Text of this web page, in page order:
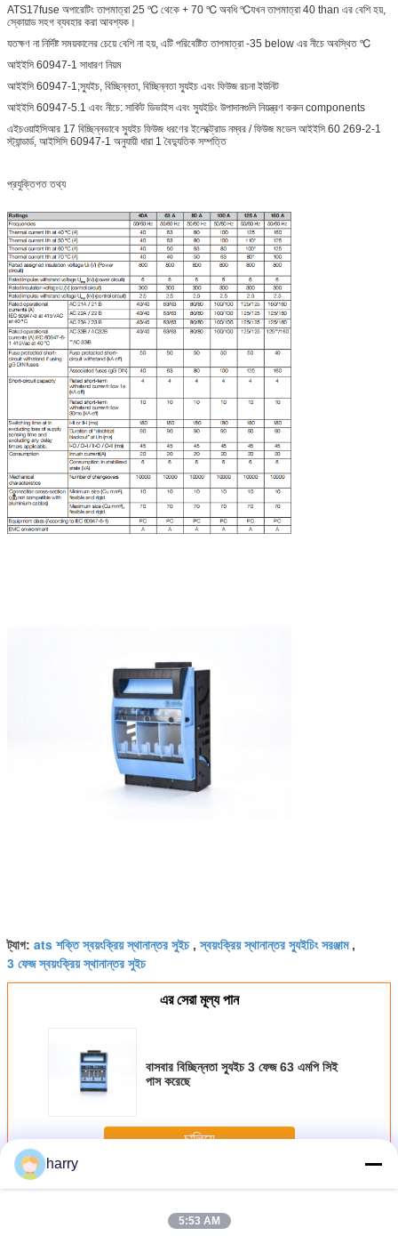
ATS17fuse অপারেটিং তাপমাত্রা 25 ℃ থেকে + 70 ℃ অবধি ℃যখন তাপমাত্রা 40 than এর বেশি হয়,
স্কোয়াড সহগ ব্যবহার করা আবশ্যক।
যতক্ষণ না নির্দিষ্ট সময়কালের চেয়ে বেশি না হয়, এটি পরিবেষ্টিত তাপমাত্রা -35 below এর নীচে অবস্থিত ℃
আইইসি 60947-1 সাধারণ নিয়ম
আইইসি 60947-1;স্যুইচ, বিচ্ছিন্নতা, বিচ্ছিন্নতা স্যুইচ এবং ফিউজ রচনা ইউনিট
আইইসি 60947-5.1 এবং নীচে: সার্কিট ডিভাইস এবং স্যুইচিং উপাদানগুলি নিয়ন্ত্রণ করুন components
এইচওয়াইসিআর 17 বিচ্ছিন্নভাবে স্যুইচ ফিউজ ধরণের ইলেক্ট্রোড নম্বর / ফিউজ মডেল আইইসি 60 269-2-1
স্ট্যান্ডার্ড, আইসিসি 60947-1 অনুযায়ী ধারা 1 বৈদ্যুতিক সম্পত্তি
প্রযুক্তিগত তথ্য
ট্যাগ: ats শক্তি স্বয়ংক্রিয় স্থানান্তর সুইচ,স্বয়ংক্রিয় স্থানান্তর স্যুইচিং সরঞ্জাম,
3 ফেজ স্বয়ংক্রিয় স্থানান্তর সুইচ
এর সেরা মূল্য পান
বাসবার বিচ্ছিন্নতা স্যুইচ 3 ফেজ 63 এমপি সিই
পাস করেছে
চালিয়ে
অধিকএটিএস স্বয়ংক্রিয় স্থানান্তর স্যুইচ
harry
5:53 AM